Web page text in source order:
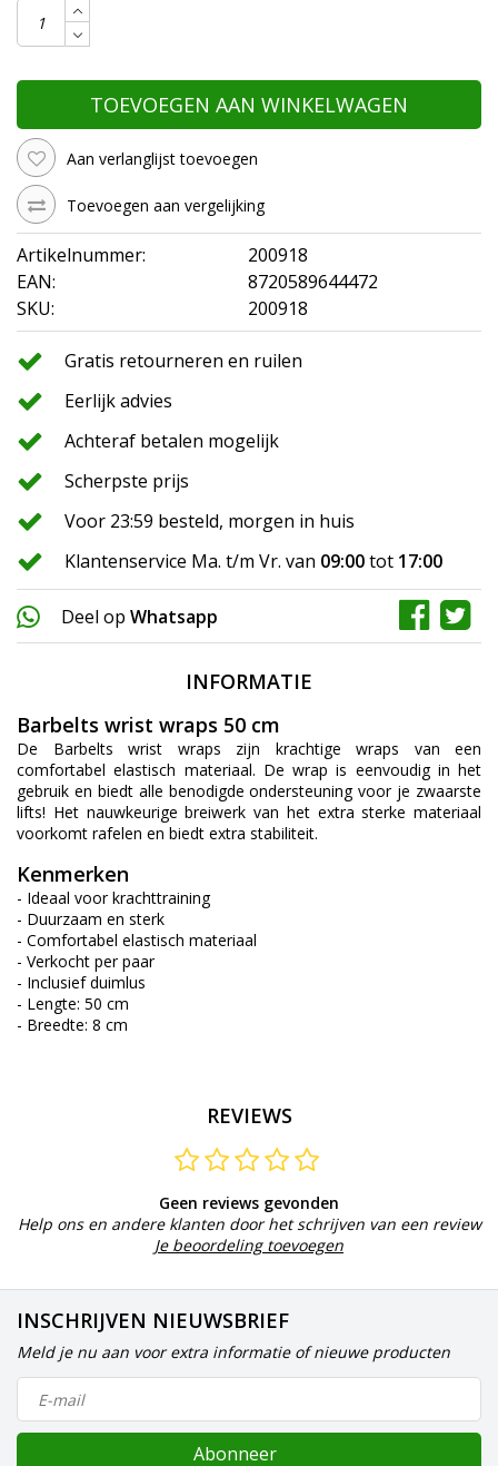
TOEVOEGEN AAN WINKELWAGEN
Aan verlanglijst toevoegen
Toevoegen aan vergelijking
Artikelnummer:
200918
EAN:
8720589644472
SKU:
200918
Gratis retourneren en ruilen
Eerlijk advies
Achteraf betalen mogelijk
Scherpste prijs
Voor 23:59 besteld, morgen in huis
Klantenservice Ma. t/m Vr. van 09:00tot 17:00
Deel op Whatsapp
INFORMATIE
Barbelts wrist wraps 50 cm
De Barbelts wrist wraps zijn krachtige wraps van een
comfortabel elastisch materiaal. De wrap is eenvoudig in het
gebruik en biedt alle benodigde ondersteuning voor je zwaarste
lifts! Het nauwkeurige breiwerk van het extra sterke materiaal
voorkomt rafelen en biedt extra stabiliteit.
Kenmerken
- Ideaal voor krachttraining
- Duurzaam en sterk
- Comfortabel elastisch materiaal
- Verkocht per paar
- Inclusief duimlus
- Lengte: 50 cm
- Breedte: 8 cm
REVIEWS
Geen reviews gevonden
Help ons en andere klanten door het schrijven van een review
Je beoordeling toevoegen
INSCHRIJVEN NIEUWSBRIEF
Meld je nu aan voor extra informatie of nieuwe producten
Abonneer